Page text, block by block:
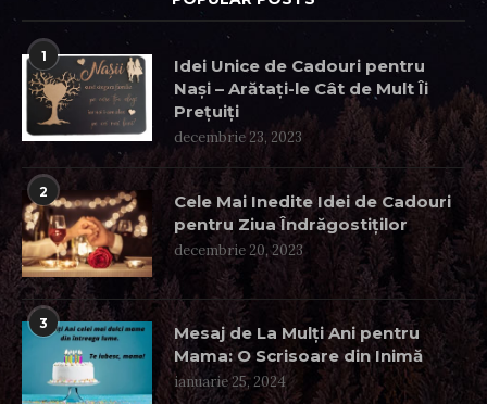
1
Idei Unice de Cadouri pentru
Nași – Arătați-le Cât de Mult Îi
Prețuiți
decembrie 23, 2023
2
Cele Mai Inedite Idei de Cadouri
pentru Ziua Îndrăgostiților
decembrie 20, 2023
3
Mesaj de La Mulți Ani pentru
Mama: O Scrisoare din Inimă
ianuarie 25, 2024